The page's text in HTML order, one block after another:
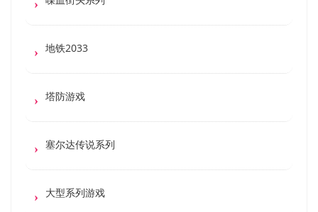
地铁2033
塔防游戏
塞尔达传说系列
大型系列游戏